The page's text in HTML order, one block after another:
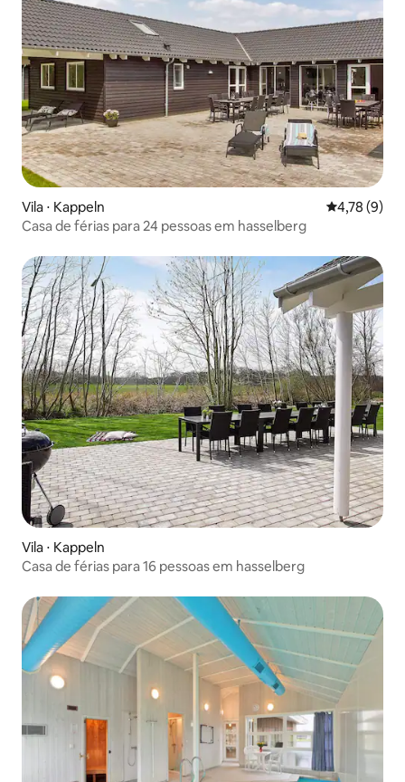
Vila ⋅ Kappeln 4,78 de
4,78 (9)
Casa de férias para 24 pessoas em hasselberg
Vila ⋅ Kappeln
Casa de férias para 16 pessoas em hasselberg